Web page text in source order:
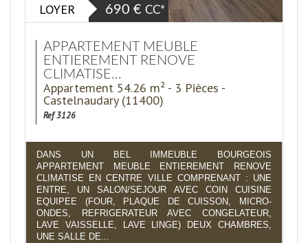
LOYER 690 € CC*
APPARTEMENT MEUBLE
ENTIEREMENT RENOVE
CLIMATISE...
Appartement 54.26 m² - 3 Pièces -
Castelnaudary (11400)
Ref 3126
DANS UN BEL IMMEUBLE BOURGEOIS
APPARTEMENT MEUBLE ENTIEREMENT RENOVE
CLIMATISE EN CENTRE VILLE COMPRENANT : UNE
ENTRE, UN SALON/SEJOUR AVEC COIN CUISINE
EQUIPEE (FOUR, PLAQUE DE CUISSON, MICRO-
ONDES, REFRIGERATEUR AVEC CONGELATEUR,
LAVE VAISSELLE, LAVE LINGE) DEUX CHAMBRES,
UNE SALLE DE...